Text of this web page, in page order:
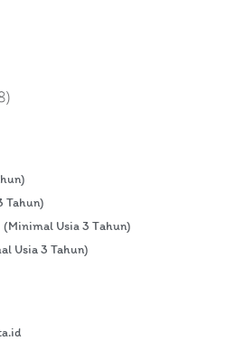
Tahun)
Usia 3 Tahun)
Usia 3 Tahun)